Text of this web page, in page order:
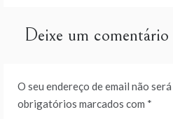
artigos
Deixe um comentário
O seu endereço de email não
obrigatórios marcados com *